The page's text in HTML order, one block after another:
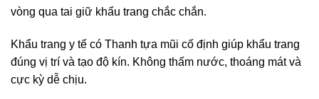
vòng qua tai giữ khẩu trang chắc chắn.
Khẩu trang y tế có Thanh tựa mũi cố định giúp khẩu trang
đúng vị trí và tạo độ kín. Không thấm nước, thoáng mát và
cực kỳ dễ chịu.